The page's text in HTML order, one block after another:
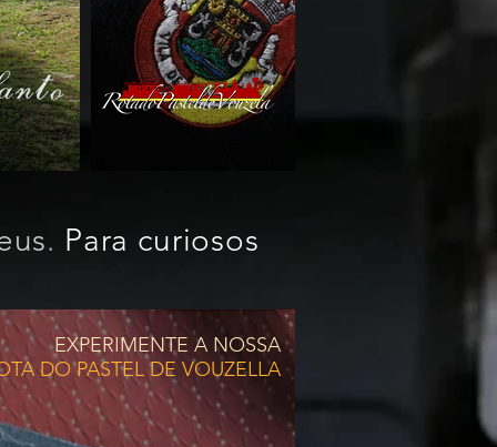
. Para curiosos
EXPERIMENTE A NOSSA
DO PASTEL DE VOUZELLA